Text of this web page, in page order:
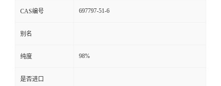
CAS编号 697797-51-6
别名
纯度 98%
是否进口